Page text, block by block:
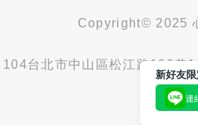
Copyright© 2025
104台北市中山區松江路100巷
取貨服
得到！
連